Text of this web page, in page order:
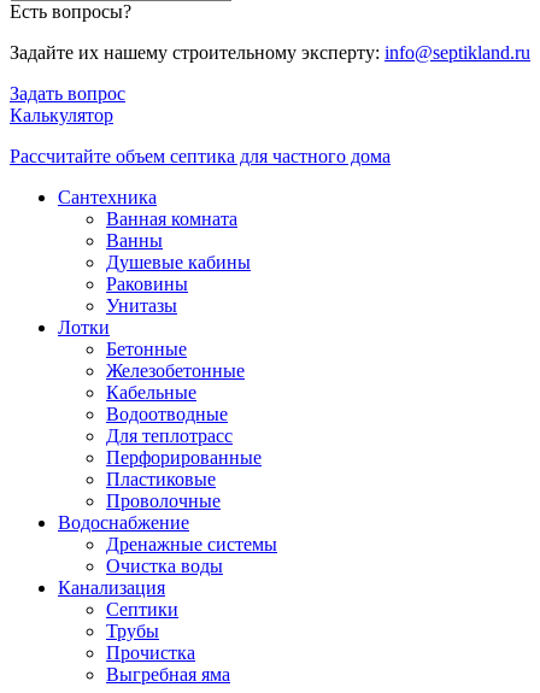
Есть вопросы?
Задайте их нашему строительному эксперту: info@septikland.ru
Задать вопрос
Калькулятор
Рассчитайте объем септика для частного дома
Сантехника
Ванная комната
Ванны
Душевые кабины
Раковины
Унитазы
Лотки
Бетонные
Железобетонные
Кабельные
Водоотводные
Для теплотрасс
Перфорированные
Пластиковые
Проволочные
Водоснабжение
Дренажные системы
Очистка воды
Канализация
Септики
Трубы
Прочистка
Выгребная яма